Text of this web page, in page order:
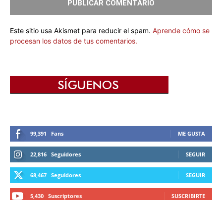
Este sitio usa Akismet para reducir el spam. Aprende cómo se
procesan los datos de tus comentarios.
99,391 Fans ME GUSTA
22,816 Seguidores SEGUIR
68,467 Seguidores SEGUIR
5,430 Suscriptores SUSCRIBIRTE